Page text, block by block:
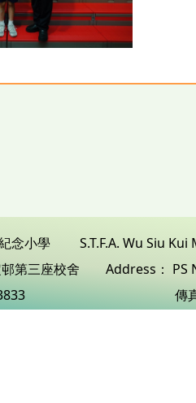
念小學 S.T.F.A. Wu Siu
第三座校舍 Address： PS
傳